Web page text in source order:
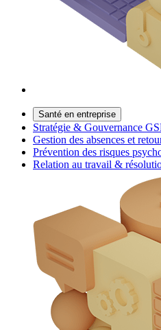
Santé en entreprise
Stratégie & Gouvernance
Gestion des absences et
Prévention des risques
Relation au travail &